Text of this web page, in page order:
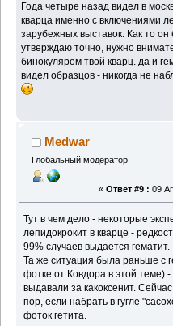
Года четыре назад видел в
кварца именно с включениями
зарубежных выставок. Как то
утверждаю точно, нужно
бинокуляром твой кварц. да и
видел образцов - никогда не
Medwar
Глобальный модератор
« Ответ #9 : 09
Тут в чем дело - некоторые
лепидокрокит в кварце -
99% случаев выдается гематит.
Та же ситуация была раньше с
фотке от Ковдора в этой теме)
выдавали за какоксенит.
пор, если набрать в гугле
фоток гетита.